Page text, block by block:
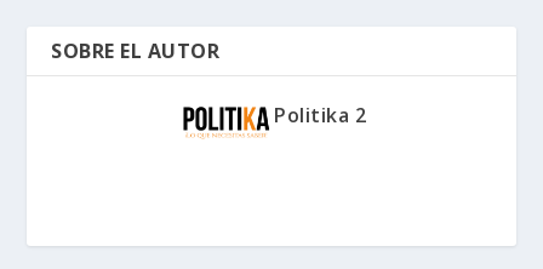
SOBRE EL AUTOR
Politika 2